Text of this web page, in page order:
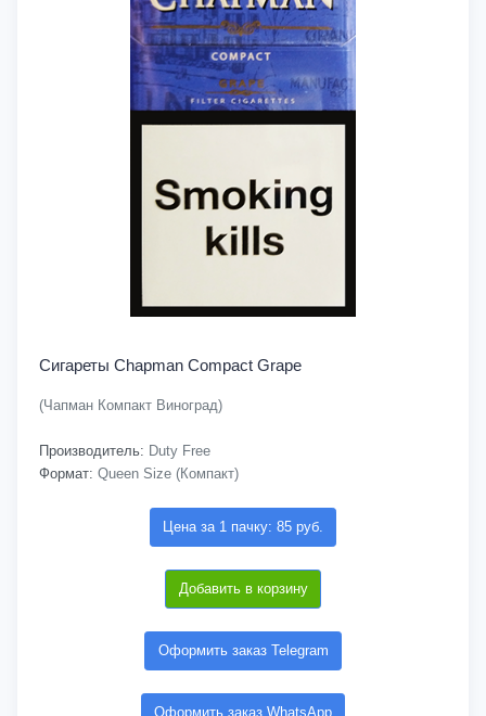
Сигареты Chapman Compact Grape
(Чапман Компакт Виноград)
Производитель: Duty Free
Формат: Queen Size (Компакт)
Цена за 1 пачку: 85 руб.
Добавить в корзину
Оформить заказ Telegram
Оформить заказ WhatsApp